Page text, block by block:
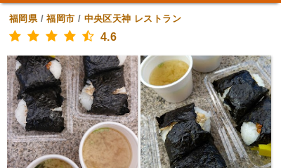
福岡県/福岡市 / 中央区天神 レストラン
4.6